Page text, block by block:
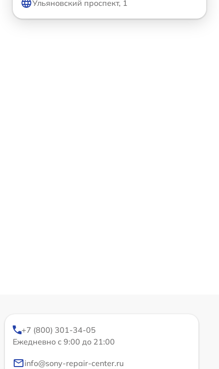
Ульяновский проспект, 1
+7 (800) 301-34-05
Ежедневно с 9:00 до 21:00
info@sony-repair-center.ru